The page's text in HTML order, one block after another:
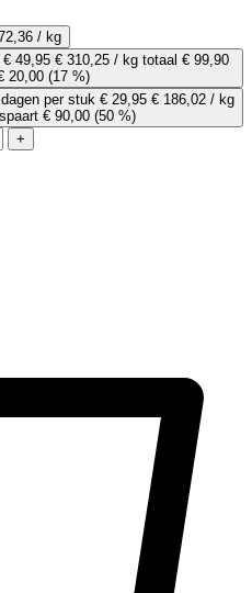
/ kg
€ 49,95 € 310,25 / kg totaal € 99,90
20,00 (17 %)
per stuk € 29,95 € 186,02 / kg
€ 90,00 (50 %)
+